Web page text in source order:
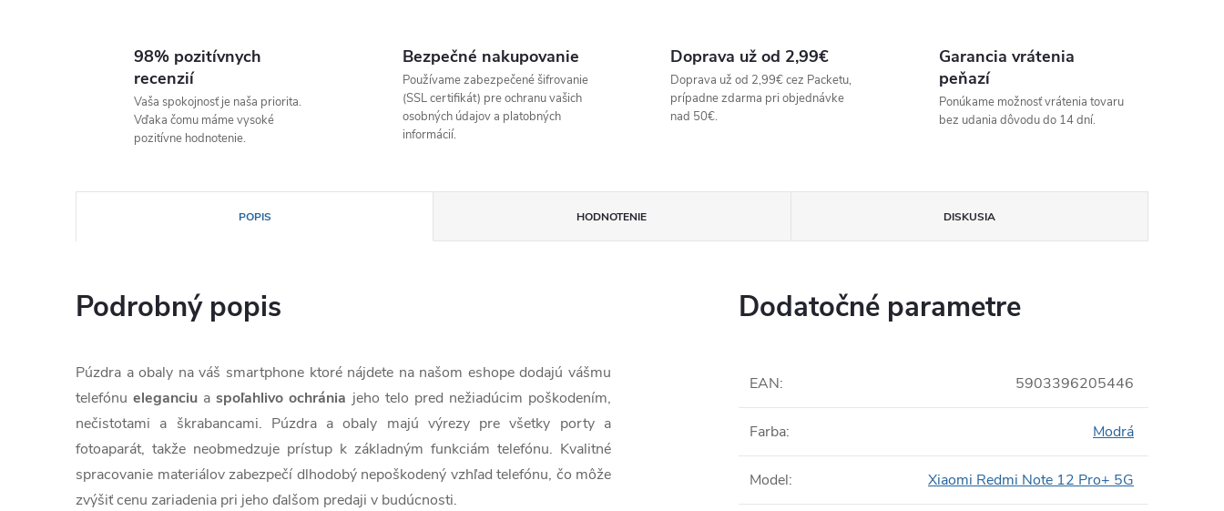
98% pozitívnych
recenzií
Vaša spokojnosť je naša priorita.
Vďaka čomu máme vysoké
pozitívne hodnotenie.
Bezpečné nakupovanie
Používame zabezpečené šifrovanie
(SSL certifikát) pre ochranu vašich
osobných údajov a platobných
informácií.
Doprava už od 2,99€
Doprava už od 2,99€ cez Packetu,
prípadne zdarma pri objednávke
nad 50€.
Garancia vrátenia
peňazí
Ponúkame možnosť vrátenia tovaru
bez udania dôvodu do 14 dní.
POPIS HODNOTENIE DISKUSIA
Podrobný popis
Púzdra a obaly na váš smartphone ktoré nájdete na našom eshope dodajú vášmu
telefónueleganciu aspoľahlivo ochránia jeho telo pred nežiadúcim poškodením,
nečistotami a škrabancami. Púzdra a obaly majú výrezy pre všetky porty a
fotoaparát, takže neobmedzuje prístup k základným funkciám telefónu. Kvalitné
spracovanie materiálov zabezpečí dlhodobý nepoškodený vzhľad telefónu, čo môže
zvýšiť cenu zariadenia pri jeho ďalšom predaji v budúcnosti.
Dodatočné parametre
EAN: 5903396205446
Farba: Modrá
Model: Xiaomi Redmi Note 12 Pro+ 5G